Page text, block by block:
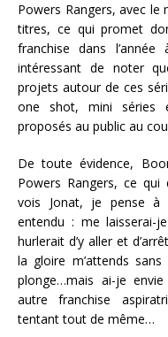
Powers Rangers, avec
titres, ce qui promet
franchise dans
intéressant de noter
projets autour de ces
one shot, mini séries
proposés au public au
De toute évidence,
Powers Rangers, ce
vois Jonat, je pense à
entendu : me laisserai-
hurlerait d’y aller et
la gloire m’attends
plonge…mais ai-je
autre franchise
tentant tout de même…